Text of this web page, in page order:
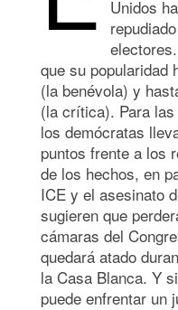
Unidos
que su popularidad
(la benévola) y
(la crítica). Para
los demócratas
puntos frente a los
de los hechos, en
ICE y el asesinato
sugieren que
cámaras del
quedará atado
la Casa Blanca. Y
puede enfrentar un